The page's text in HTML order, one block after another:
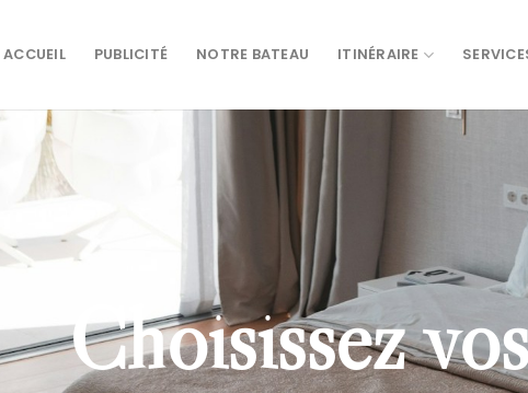
ACCUEIL PUBLICITÉ NOTRE BATEAU ITINÉRAIRE
Choisissez